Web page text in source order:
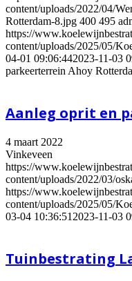
content/uploads/2022/04/
Rotterdam-8.jpg 400 495
https://
content/uploads/2025/05/
04-01 09:06:442023-11-03
parkeerterrein Ahoy
Aanleg oprit en
4 maart 2022
Vinkeveen
https://
content/uploads/2022/03/
https://
content/uploads/2025/05/
03-04 10:36:51 2023-11-03
Tuinbestrating